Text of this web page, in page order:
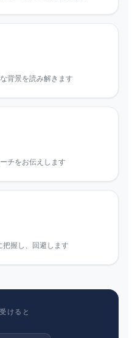
背景を読み解きます
チをお伝えします
把握し、回避します
けると